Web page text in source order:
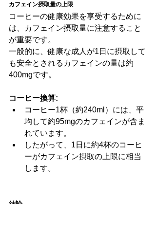
カフェイン摂取量の上限
コーヒーの健康効果を享受するために
は、カフェイン摂取量に注意すること
が重要です。
一般的に、健康な成人が1日に摂取して
も安全とされるカフェインの量は約
400mgです。
コーヒー換算:
コーヒー1杯（約240ml）には、平
均して約95mgのカフェインが含ま
れています。
したがって、1日に約4杯のコーヒ
ーがカフェイン摂取の上限に相当
します。
結論